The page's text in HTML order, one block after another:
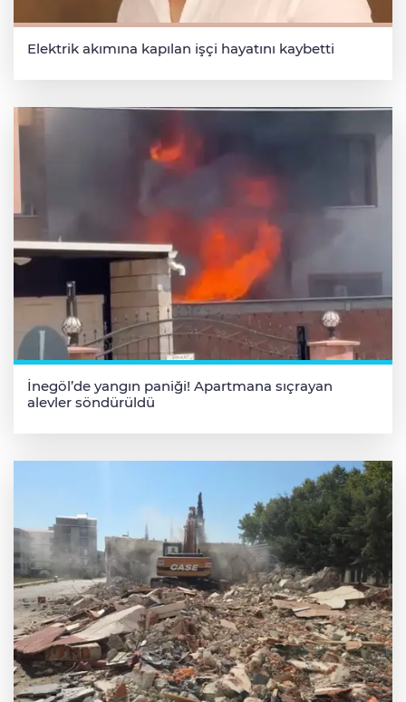
Elektrik akımına kapılan işçi hayatını kaybetti
İnegöl’de yangın paniği! Apartmana sıçrayan
alevler söndürüldü